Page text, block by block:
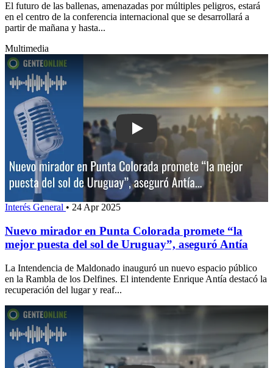
El futuro de las ballenas, amenazadas por múltiples peligros, estará
en el centro de la conferencia internacional que se desarrollará a
partir de mañana y hasta...
Multimedia
Play: Nuevo mirador en Punta
Interés General • 24 Apr 2025
Nuevo mirador en Punta Colorada promete “la
mejor puesta del sol de Uruguay”, aseguró Antía
La Intendencia de Maldonado inauguró un nuevo espacio público
en la Rambla de los Delfines. El intendente Enrique Antía destacó la
recuperación del lugar y reaf...